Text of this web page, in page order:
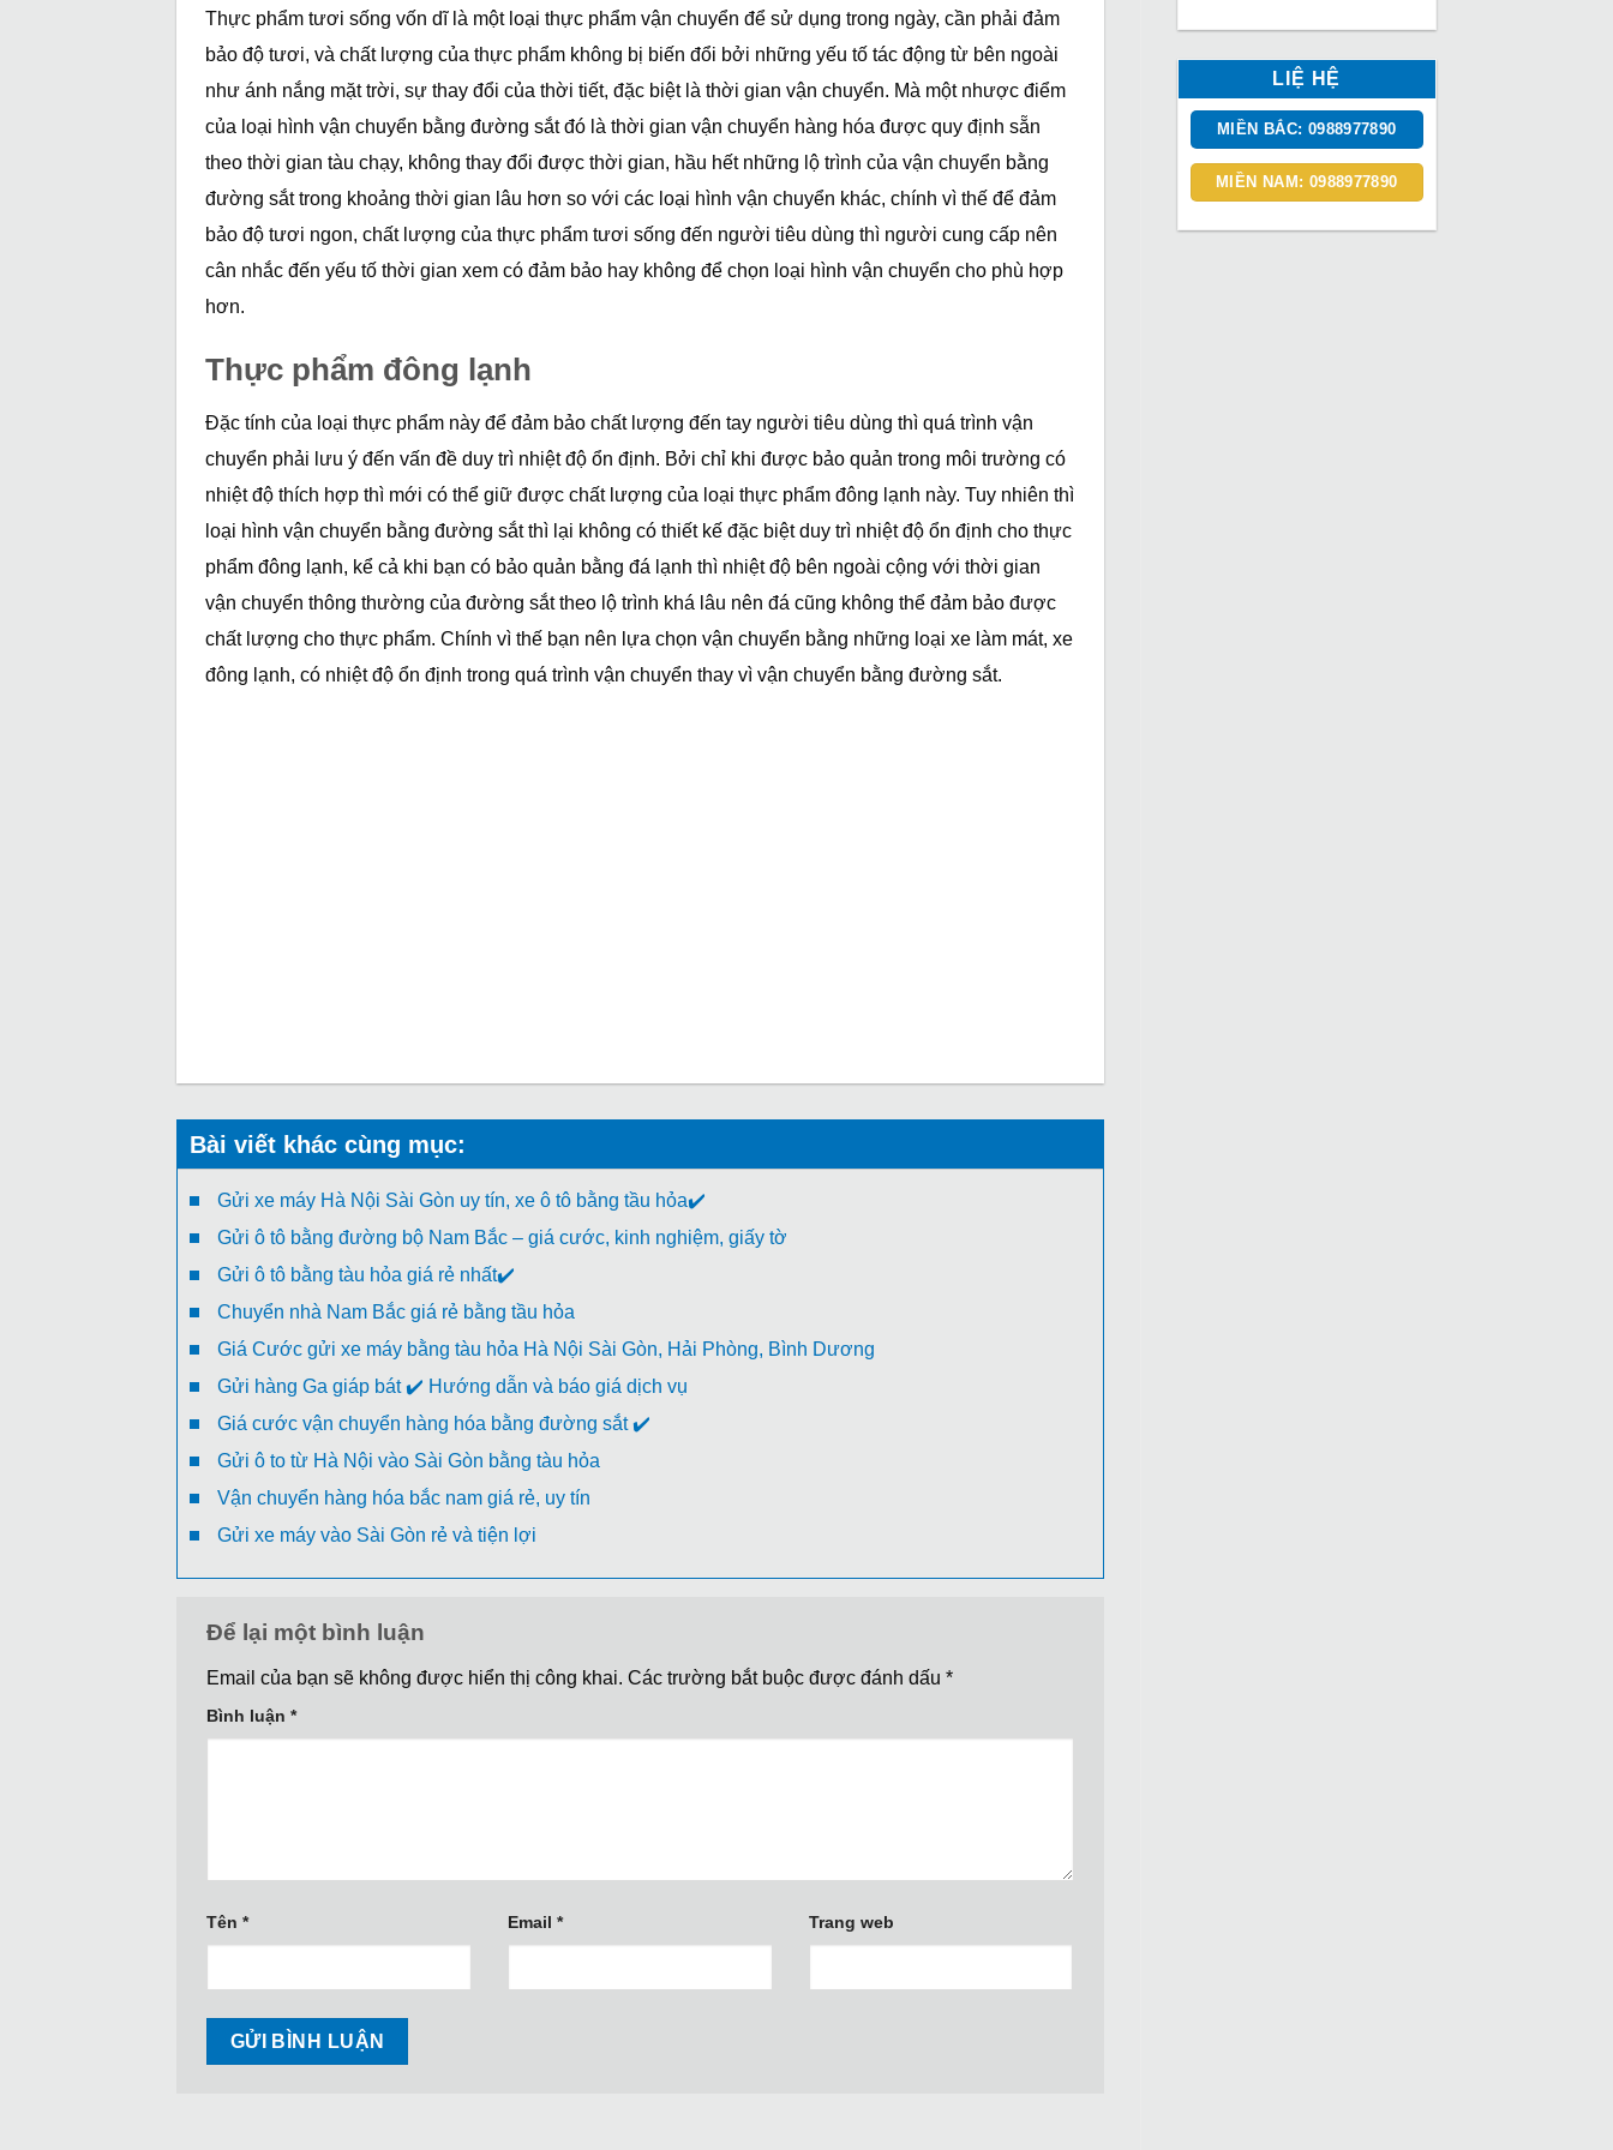
Thực phẩm tươi sống vốn dĩ là một loại thực phẩm vận chuyển để sử dụng trong ngày, cần phải đảm
bảo độ tươi, và chất lượng của thực phẩm không bị biến đổi bởi những yếu tố tác động từ bên ngoài
như ánh nắng mặt trời, sự thay đổi của thời tiết, đặc biệt là thời gian vận chuyển. Mà một nhược điểm
của loại hình vận chuyển bằng đường sắt đó là thời gian vận chuyển hàng hóa được quy định sẵn
theo thời gian tàu chạy, không thay đổi được thời gian, hầu hết những lộ trình của vận chuyển bằng
đường sắt trong khoảng thời gian lâu hơn so với các loại hình vận chuyển khác, chính vì thế để đảm
bảo độ tươi ngon, chất lượng của thực phẩm tươi sống đến người tiêu dùng thì người cung cấp nên
cân nhắc đến yếu tố thời gian xem có đảm bảo hay không để chọn loại hình vận chuyển cho phù hợp
hơn.
Thực phẩm đông lạnh
Đặc tính của loại thực phẩm này để đảm bảo chất lượng đến tay người tiêu dùng thì quá trình vận
chuyển phải lưu ý đến vấn đề duy trì nhiệt độ ổn định. Bởi chỉ khi được bảo quản trong môi trường có
nhiệt độ thích hợp thì mới có thể giữ được chất lượng của loại thực phẩm đông lạnh này. Tuy nhiên thì
loại hình vận chuyển bằng đường sắt thì lại không có thiết kế đặc biệt duy trì nhiệt độ ổn định cho thực
phẩm đông lạnh, kể cả khi bạn có bảo quản bằng đá lạnh thì nhiệt độ bên ngoài cộng với thời gian
vận chuyển thông thường của đường sắt theo lộ trình khá lâu nên đá cũng không thể đảm bảo được
chất lượng cho thực phẩm. Chính vì thế bạn nên lựa chọn vận chuyển bằng những loại xe làm mát, xe
đông lạnh, có nhiệt độ ổn định trong quá trình vận chuyển thay vì vận chuyển bằng đường sắt.
Bài viết khác cùng mục:
Gửi xe máy Hà Nội Sài Gòn uy tín, xe ô tô bằng tầu hỏa✔️
Gửi ô tô bằng đường bộ Nam Bắc – giá cước, kinh nghiệm, giấy tờ
Gửi ô tô bằng tàu hỏa giá rẻ nhất✔️
Chuyển nhà Nam Bắc giá rẻ bằng tầu hỏa
Giá Cước gửi xe máy bằng tàu hỏa Hà Nội Sài Gòn, Hải Phòng, Bình Dương
Gửi hàng Ga giáp bát ✔️ Hướng dẫn và báo giá dịch vụ
Giá cước vận chuyển hàng hóa bằng đường sắt ✔️
Gửi ô to từ Hà Nội vào Sài Gòn bằng tàu hỏa
Vận chuyển hàng hóa bắc nam giá rẻ, uy tín
Gửi xe máy vào Sài Gòn rẻ và tiện lợi
Để lại một bình luận
Email của bạn sẽ không được hiển thị công khai. Các trường bắt buộc được đánh dấu *
Bình luận *
Tên * Email * Trang web
LIỆ HỆ
MIỀN BẮC: 0988977890
MIỀN NAM: 0988977890